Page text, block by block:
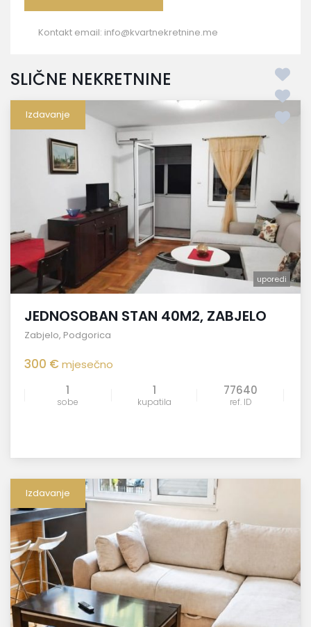
Kontakt email: info@kvartnekretnine.me
SLIČNE NEKRETNINE
Izdavanje
uporedi
JEDNOSOBAN STAN 40M2, ZABJELO
Zabjelo, Podgorica
300 €mjesečno
1
sobe
1
kupatila
77640
ref. ID
Izdavanje